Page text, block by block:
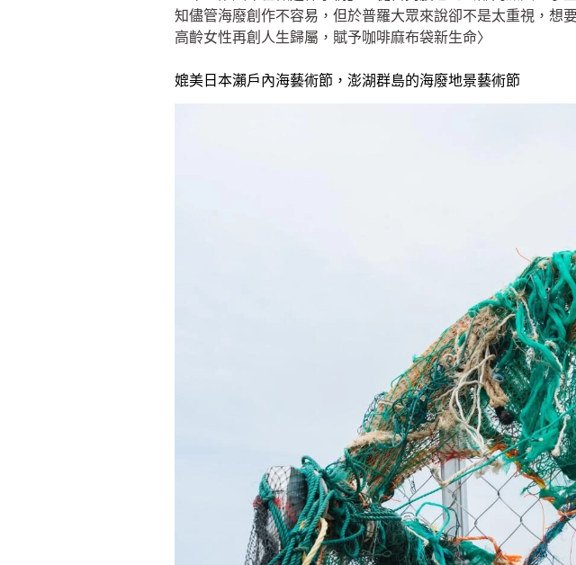
知儘管海廢創作不容易，但於普羅大眾來說卻不是太重視，想
高齡女性再創人生歸屬，賦予咖啡麻布袋新生命〉
媲美日本瀨戶內海藝術節，澎湖群島的海廢地景藝術節